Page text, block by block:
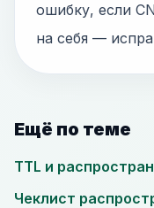
ошибку, если
на себя —
Ещё по теме
TTL и
Чеклист